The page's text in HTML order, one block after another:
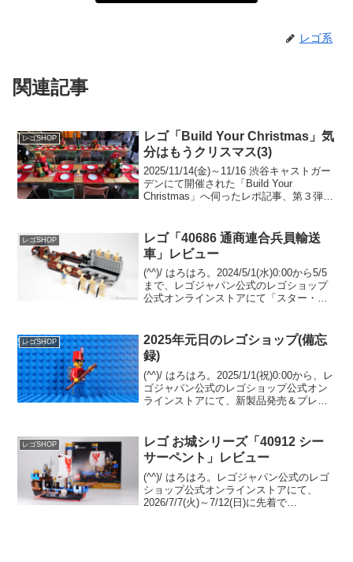
レゴ系
関連記事
レゴSHOP
レゴ「Build Your Christmas」気
分はもうクリスマス(3)
2025/11/14(金)～11/16 渋谷キャストガー
デンにて開催された「Build Your
Christmas」へ伺ったレポ記事、第３弾で
事レゴシ...
レゴSHOP
レゴ「40686 通商連合兵員輸送
車」レビュー
(^^)/ はろはろ。2024/5/1(水)0:00から5/5
まで、レゴジャパン公式のレゴショップ
公式オンラインストアにて「スター・ウ
で、以下３点がまとめて...
レゴSHOP
2025年元日のレゴショップ(備忘
録)
(^^)/ はろはろ。2025/1/1(祝)0:00から、レ
ゴジャパン公式のレゴショップ公式オン
ラインストアにて、新製品発売＆プレゼ
ので、来年2026年に同じ状況が発生...
レゴSHOP
レゴ お城シリーズ「40912 シー
サーペント」レビュー
(^^)/ はろはろ。レゴジャパン公式のレゴ
ショップ公式オンラインストアにて、
2026/7/7(火)～7/12(日)に先着で